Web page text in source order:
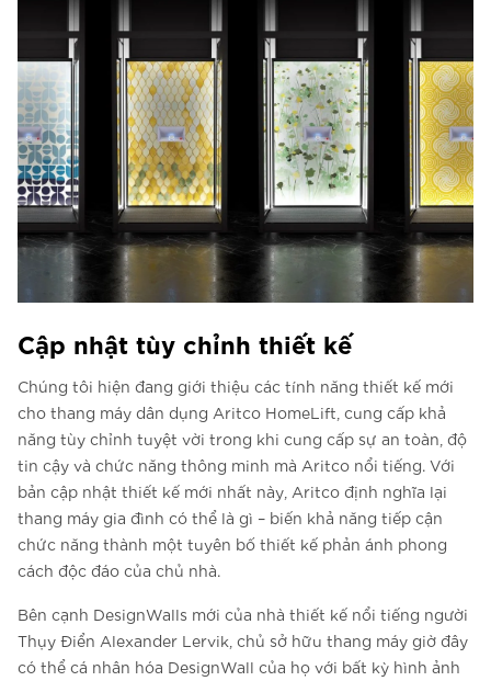
Cập nhật tùy chỉnh thiết kế
Chúng tôi hiện đang giới thiệu các tính năng thiết kế mới
cho thang máy dân dụng Aritco HomeLift, cung cấp khả
năng tùy chỉnh tuyệt vời trong khi cung cấp sự an toàn, độ
tin cậy và chức năng thông minh mà Aritco nổi tiếng. Với
bản cập nhật thiết kế mới nhất này, Aritco định nghĩa lại
thang máy gia đình có thể là gì – biến khả năng tiếp cận
chức năng thành một tuyên bố thiết kế phản ánh phong
cách độc đáo của chủ nhà.
Bên cạnh DesignWalls mới của nhà thiết kế nổi tiếng người
Thụy Điển Alexander Lervik, chủ sở hữu thang máy giờ đây
có thể cá nhân hóa DesignWall của họ với bất kỳ hình ảnh